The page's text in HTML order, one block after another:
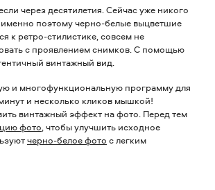
через десятилетия. Сейчас уже никого
поэтому черно-белые выцветшие
к ретро-стилистике, совсем не
с проявлением снимков. С помощью
винтажный вид.
и многофункциональную программу для
и несколько кликов мышкой!
винтажный эффект на фото. Перед тем
фото, чтобы улучшить исходное
черно-белое фото с легким